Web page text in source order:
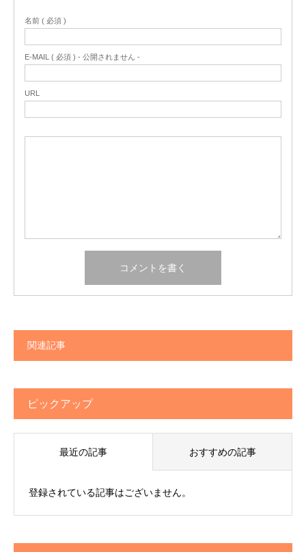
名前 ( 必須 )
E-MAIL ( 必須 ) - 公開されません -
URL
関連記事
ピックアップ
最近の記事 おすすめの記事
登録されている記事はございません。